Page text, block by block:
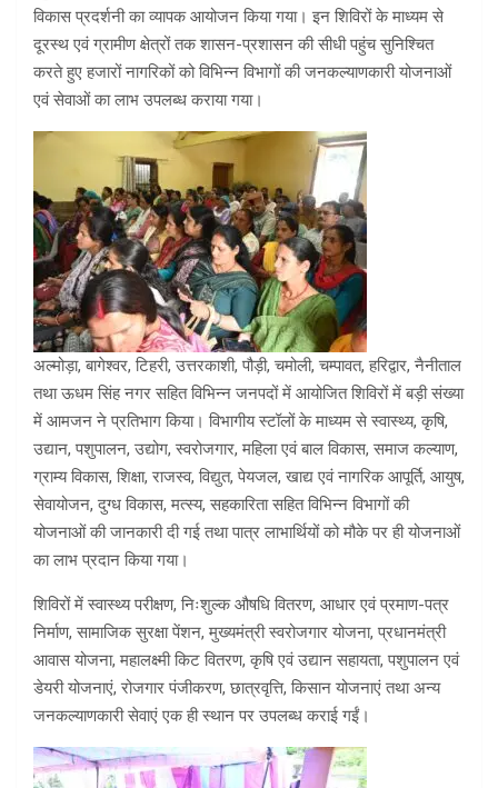
विकास प्रदर्शनी का व्यापक आयोजन किया गया। इन शिविरों के माध्यम से
दूरस्थ एवं ग्रामीण क्षेत्रों तक शासन-प्रशासन की सीधी पहुंच सुनिश्चित
करते हुए हजारों नागरिकों को विभिन्न विभागों की जनकल्याणकारी योजनाओं
एवं सेवाओं का लाभ उपलब्ध कराया गया।
अल्मोड़ा, बागेश्वर, टिहरी, उत्तरकाशी, पौड़ी, चमोली, चम्पावत, हरिद्वार, नैनीताल
तथा ऊधम सिंह नगर सहित विभिन्न जनपदों में आयोजित शिविरों में बड़ी संख्या
में आमजन ने प्रतिभाग किया। विभागीय स्टॉलों के माध्यम से स्वास्थ्य, कृषि,
उद्यान, पशुपालन, उद्योग, स्वरोजगार, महिला एवं बाल विकास, समाज कल्याण,
ग्राम्य विकास, शिक्षा, राजस्व, विद्युत, पेयजल, खाद्य एवं नागरिक आपूर्ति, आयुष,
सेवायोजन, दुग्ध विकास, मत्स्य, सहकारिता सहित विभिन्न विभागों की
योजनाओं की जानकारी दी गई तथा पात्र लाभार्थियों को मौके पर ही योजनाओं
का लाभ प्रदान किया गया।
शिविरों में स्वास्थ्य परीक्षण, निःशुल्क औषधि वितरण, आधार एवं प्रमाण-पत्र
निर्माण, सामाजिक सुरक्षा पेंशन, मुख्यमंत्री स्वरोजगार योजना, प्रधानमंत्री
आवास योजना, महालक्ष्मी किट वितरण, कृषि एवं उद्यान सहायता, पशुपालन एवं
डेयरी योजनाएं, रोजगार पंजीकरण, छात्रवृत्ति, किसान योजनाएं तथा अन्य
जनकल्याणकारी सेवाएं एक ही स्थान पर उपलब्ध कराई गईं।